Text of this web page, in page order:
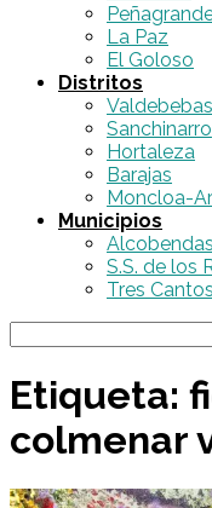
La Paz
El Goloso
Distritos
Valdebebas
Sanchinarro
Hortaleza
Barajas
Moncloa-
Municipios
Alcobendas
S.S. de los
Tres Cantos
Etiqueta:
colmenar